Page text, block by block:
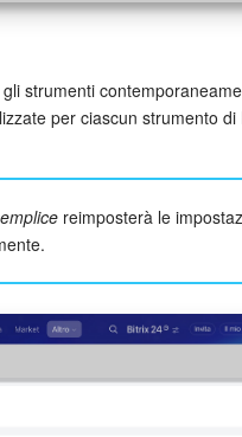
strumenti
per ciascun strumento di
reimposterà le